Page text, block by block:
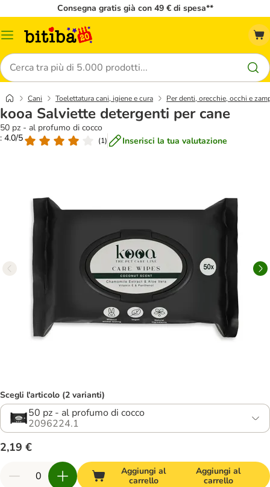
Consegna gratis già con 49 € di spesa**
Overview
Cerca
Cani Toelettatura cani, igiene e cura Per denti, orecchie, occhi e
kooa Salviette detergenti per cane
50 pz - al profumo di cocco
: 4.0/5
(1) Inserisci la tua valutazione
Scegli l'articolo (2 varianti)
50 pz - al profumo di cocco
2096224.1
2,19 €
Aggiungi al
carrello
Aggiungi al
carrello